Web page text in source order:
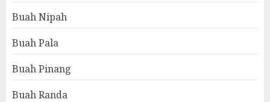
Buah Nipah
Buah Pala
Buah Pinang
Buah Randa